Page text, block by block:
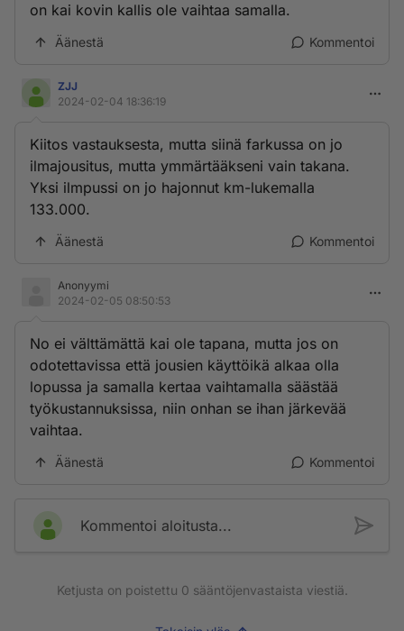
on kai kovin kallis ole vaihtaa samalla.
Äänestä Kommentoi
ZJJ
2024-02-04 18:36:19
Kiitos vastauksesta, mutta siinä farkussa on jo
ilmajousitus, mutta ymmärtääkseni vain takana.
Yksi ilmpussi on jo hajonnut km-lukemalla
133.000.
Äänestä Kommentoi
Anonyymi
2024-02-05 08:50:53
No ei välttämättä kai ole tapana, mutta jos on
odotettavissa että jousien käyttöikä alkaa olla
lopussa ja samalla kertaa vaihtamalla säästää
työkustannuksissa, niin onhan se ihan järkevää
vaihtaa.
Äänestä Kommentoi
Kommentoi aloitusta...
Ketjusta on poistettu 0 sääntöjenvastaista viestiä.